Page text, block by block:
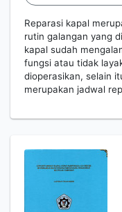
Reparasi kapal
rutin galangan yang
kapal sudah
fungsi atau tidak
dioperasikan, selain
merupakan jadwal